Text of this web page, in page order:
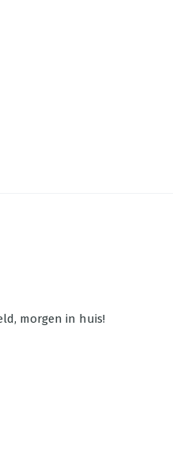
morgen in huis!